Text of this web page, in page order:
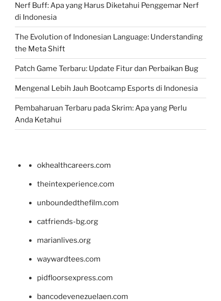
Nerf Buff: Apa yang Harus Diketahui Penggemar Nerf
di Indonesia
The Evolution of Indonesian Language: Understanding
the Meta Shift
Patch Game Terbaru: Update Fitur dan Perbaikan Bug
Mengenal Lebih Jauh Bootcamp Esports di Indonesia
Pembaharuan Terbaru pada Skrim: Apa yang Perlu
Anda Ketahui
okhealthcareers.com
theintexperience.com
unboundedthefilm.com
catfriends-bg.org
marianlives.org
waywardtees.com
pidfloorsexpress.com
bancodevenezuelaen.com